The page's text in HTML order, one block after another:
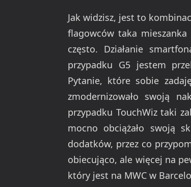
Jak widzisz, jest to
flagowców taka
często. Działanie
przypadku G5 jestem
Pytanie, które sobie
zmodernizowało swoją
przypadku TouchWiz taki
mocno obciążało swoją
dodatków, przez co
obiecująco, ale więcej na
który jest na MWC w